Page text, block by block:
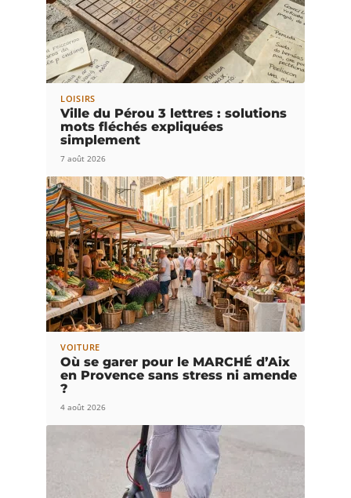
LOISIRS
Ville du Pérou 3 lettres : solutions
mots fléchés expliquées
simplement
7 août 2026
VOITURE
Où se garer pour le MARCHÉ d’Aix
en Provence sans stress ni amende
?
4 août 2026